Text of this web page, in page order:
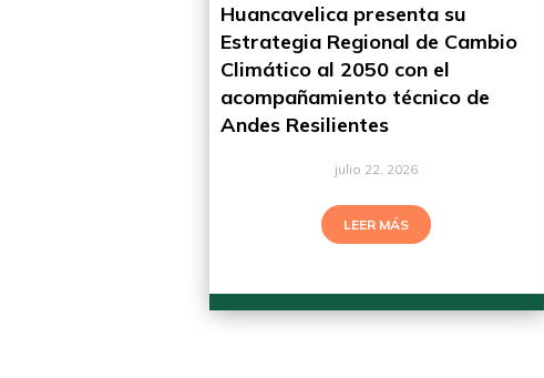
Huancavelica presenta su
Estrategia Regional de Cambio
Climático al 2050 con el
acompañamiento técnico de
Andes Resilientes
julio 22, 2026
LEER MÁS